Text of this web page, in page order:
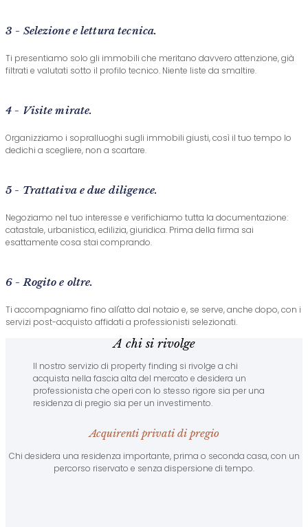
3 - Selezione e lettura tecnica.
Ti presentiamo solo gli immobili che meritano davvero attenzione, già
filtrati e valutati sotto il profilo tecnico. Niente liste da smaltire.
4 - Visite mirate.
Organizziamo i sopralluoghi sugli immobili giusti, così il tuo tempo lo
dedichi a scegliere, non a scartare.
5 - Trattativa e due diligence.
Negoziamo nel tuo interesse e verifichiamo tutta la documentazione:
catastale, urbanistica, edilizia, giuridica. Prima della firma sai
esattamente cosa stai comprando.
6 - Rogito e oltre.
Ti accompagniamo fino all'atto dal notaio e, se serve, anche dopo, con i
servizi post-acquisto affidati a professionisti selezionati.
A chi si rivolge
Il nostro servizio di property finding si rivolge a chi
acquista nella fascia alta del mercato e desidera un
professionista che operi con lo stesso rigore sia per una
residenza di pregio sia per un investimento.
Acquirenti privati di pregio
Chi desidera una residenza importante, prima o seconda casa, con un
percorso riservato e senza dispersione di tempo.